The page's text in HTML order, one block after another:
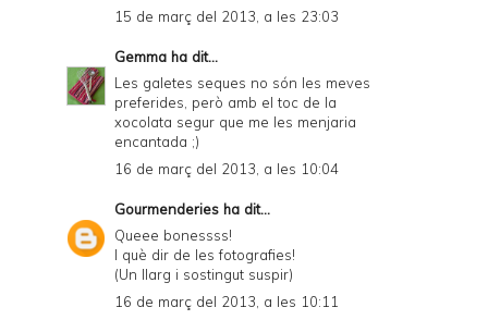
15 de març del 2013, a les 23:03
Gemma ha dit...
Les galetes seques no són les meves
preferides, però amb el toc de la
xocolata segur que me les menjaria
encantada ;)
16 de març del 2013, a les 10:04
Gourmenderies ha dit...
Queee bonessss!
I què dir de les fotografies!
(Un llarg i sostingut suspir)
16 de març del 2013, a les 10:11